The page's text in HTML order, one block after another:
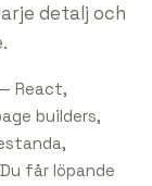
detalj och
React,
builders,
får löpande